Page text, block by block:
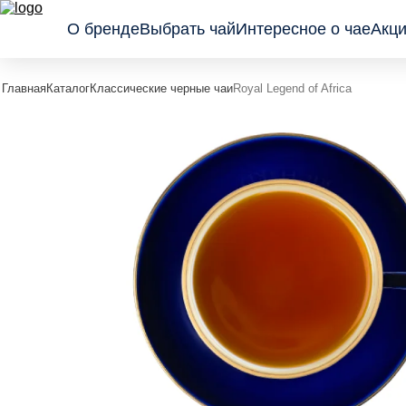
О брендеВыбрать чай
Черные с
фруктами и
травами
Зеленый и
травяной чай
предложения
Коллекция
гранулы
Интересное о чае
ГлавнаяКаталогКлассические черные чаиRoyal Legend of Africa